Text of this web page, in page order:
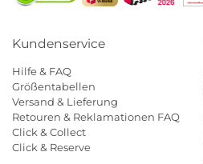
Kundenservice
Hilfe & FAQ
Größentabellen
Versand & Lieferung
Retouren & Reklamationen FAQ
Click & Collect
Click & Reserve